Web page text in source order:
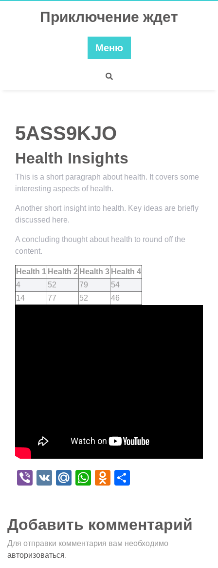
Приключение ждет
Меню
5ASS9KJO
Health Insights
This is a short paragraph about health. It covers some
interesting aspects of health.
Another short insight into health. Key ideas are briefly
discussed here.
A concluding thought about health to round off the
content.
Health 1 Health 2 Health 3 Health 4
4
52 79
54
14
77 52 46
Viber
VK Mail.Ru
WhatsApp
Odnoklassniki
Добавить комментарий
Для отправки комментария вам необходимо
авторизоваться.